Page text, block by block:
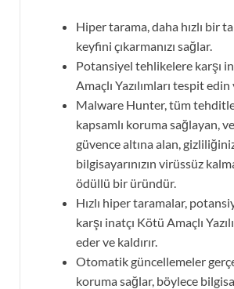
Hiper tarama, daha hızlı bir
keyfini çıkarmanızı sağlar.
Potansiyel tehlikelere karşı
Amaçlı Yazılımları tespit edin
Malware Hunter, tüm
kapsamlı koruma sağlayan,
güvence altına alan,
bilgisayarınızın virüssüz
ödüllü bir üründür.
Hızlı hiper taramalar,
karşı inatçı Kötü Amaçlı
eder ve kaldırır.
Otomatik güncellemeler
koruma sağlar, böylece